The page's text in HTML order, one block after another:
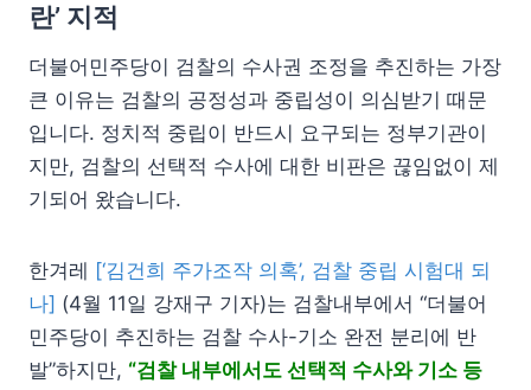
란’ 지적
더불어민주당이 검찰의 수사권 조정을 추진하는 가장
큰 이유는 검찰의 공정성과 중립성이 의심받기 때문
입니다. 정치적 중립이 반드시 요구되는 정부기관이
지만, 검찰의 선택적 수사에 대한 비판은 끊임없이 제
기되어 왔습니다.
한겨레 [‘김건희 주가조작 의혹’, 검찰 중립 시험대 되
나] (4월 11일 강재구 기자)는 검찰내부에서 “더불어
민주당이 추진하는 검찰 수사-기소 완전 분리에 반
발”하지만, “검찰 내부에서도 선택적 수사와 기소 등